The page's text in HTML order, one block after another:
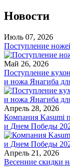
Новости
Июль 07, 2026
Поступление
Май 26, 2026
Поступление
и ножа Янагиба
Апрель 28, 2026
Компания Kasumi
и Днем Победы
Апрель 21, 2026
Весенние скидки